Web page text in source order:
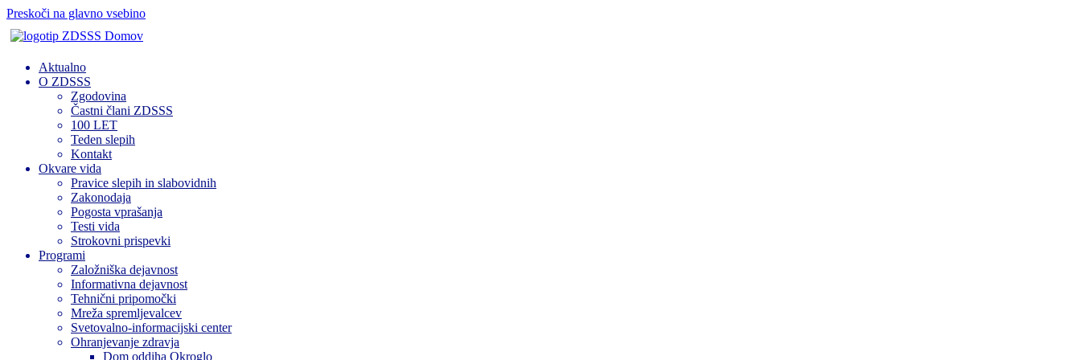
Preskoči na glavno vsebino
Domov
Aktualno
O ZDSSS
Zgodovina
Častni člani ZDSSS
100 LET
Teden slepih
Kontakt
Okvare vida
Pravice slepih in slabovidnih
Zakonodaja
Pogosta vprašanja
Testi vida
Strokovni prispevki
Programi
Založniška dejavnost
Informativna dejavnost
Tehnični pripomočki
Mreža spremljevalcev
Svetovalno-informacijski center
Ohranjevanje zdravja
Dom oddiha Okroglo